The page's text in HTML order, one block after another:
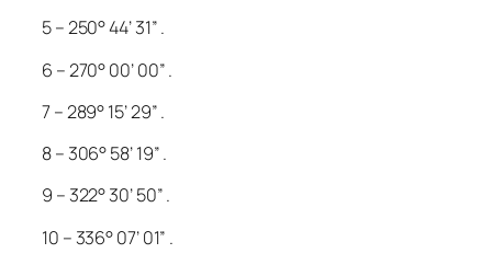
5 – 250° 44’ 31” .
6 – 270° 00’ 00” .
7 – 289° 15’ 29” .
8 – 306° 58’ 19” .
9 – 322° 30’ 50” .
10 – 336° 07’ 01” .